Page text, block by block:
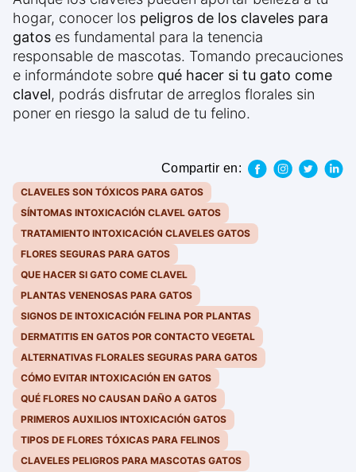
hogar, conocer los peligros de los claveles para
gatos es fundamental para la tenencia
responsable de mascotas. Tomando precauciones
e informándote sobre qué hacer si tu gato come
clavel, podrás disfrutar de arreglos florales sin
poner en riesgo la salud de tu felino.
Compartir en:
CLAVELES SON TÓXICOS PARA GATOS
SÍNTOMAS INTOXICACIÓN CLAVEL GATOS
TRATAMIENTO INTOXICACIÓN CLAVELES GATOS
FLORES SEGURAS PARA GATOS
QUE HACER SI GATO COME CLAVEL
PLANTAS VENENOSAS PARA GATOS
SIGNOS DE INTOXICACIÓN FELINA POR PLANTAS
DERMATITIS EN GATOS POR CONTACTO VEGETAL
ALTERNATIVAS FLORALES SEGURAS PARA GATOS
CÓMO EVITAR INTOXICACIÓN EN GATOS
QUÉ FLORES NO CAUSAN DAÑO A GATOS
PRIMEROS AUXILIOS INTOXICACIÓN GATOS
TIPOS DE FLORES TÓXICAS PARA FELINOS
CLAVELES PELIGROS PARA MASCOTAS GATOS